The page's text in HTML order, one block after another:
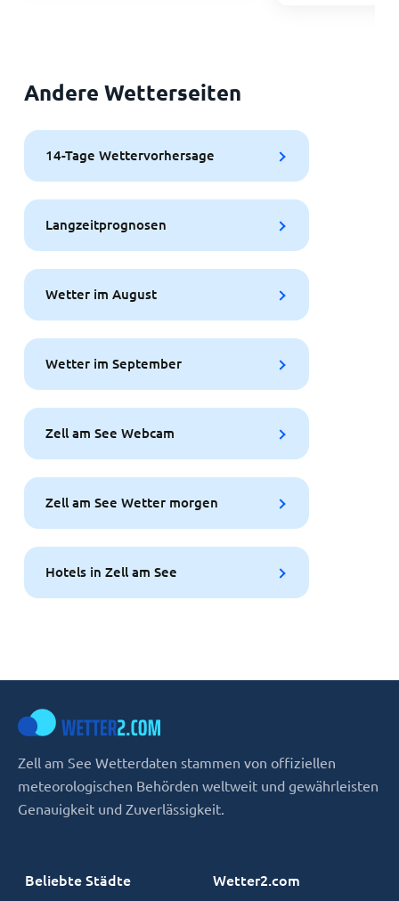
Andere Wetterseiten
14-Tage Wettervorhersage
Langzeitprognosen
Wetter im August
Wetter im September
Zell am See Webcam
Zell am See Wetter morgen
Hotels in Zell am See
Zell am See Wetterdaten stammen von offiziellen
meteorologischen Behörden weltweit und gewährleisten
Genauigkeit und Zuverlässigkeit.
Beliebte Städte Wetter2.com